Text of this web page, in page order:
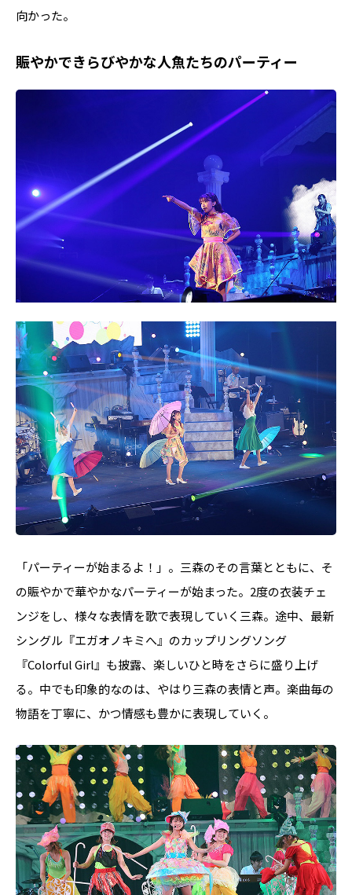
向かった。
賑やかできらびやかな人魚たちのパーティー
「パーティーが始まるよ！」。三森のその言葉とともに、そ
の賑やかで華やかなパーティーが始まった。2度の衣装チェ
ンジをし、様々な表情を歌で表現していく三森。途中、最新
シングル『エガオノキミへ』のカップリングソング
『Colorful Girl』も披露、楽しいひと時をさらに盛り上げ
る。中でも印象的なのは、やはり三森の表情と声。楽曲毎の
物語を丁寧に、かつ情感も豊かに表現していく。